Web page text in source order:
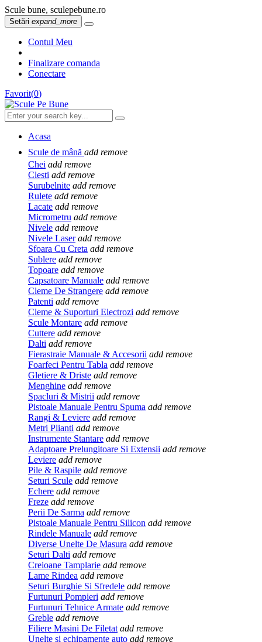
Scule bune, sculepebune.ro
Setări expand_more
Contul Meu
Finalizare comanda
Conectare
Favorit(0)
Acasa
Scule de mână add remove
Chei add remove
Clesti add remove
Surubelnite add remove
Rulete add remove
Lacate add remove
Micrometru add remove
Nivele add remove
Nivele Laser add remove
Sfoara Cu Creta add remove
Sublere add remove
Topoare add remove
Capsatoare Manuale add remove
Cleme De Strangere add remove
Patenti add remove
Cleme & Suporturi Electrozi add remove
Scule Montare add remove
Cuttere add remove
Dalti add remove
Fierastraie Manuale & Accesorii add remove
Foarfeci Pentru Tabla add remove
Gletiere & Driste add remove
Menghine add remove
Spacluri & Mistrii add remove
Pistoale Manuale Pentru Spuma add remove
Rangi & Leviere add remove
Metri Plianti add remove
Instrumente Stantare add remove
Adaptoare Prelungitoare Si Extensii add remove
Leviere add remove
Pile & Raspile add remove
Seturi Scule add remove
Echere add remove
Freze add remove
Perii De Sarma add remove
Pistoale Manuale Pentru Silicon add remove
Rindele Manuale add remove
Diverse Unelte De Masura add remove
Seturi Dalti add remove
Creioane Tamplarie add remove
Lame Rindea add remove
Seturi Burghie Si Sfredele add remove
Furtunuri Pompieri add remove
Furtunuri Tehnice Armate add remove
Greble add remove
Filiere Masini De Filetat add remove
Unelte și echipamente auto add remove